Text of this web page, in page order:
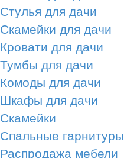
Стулья для дачи
Скамейки для дачи
Кровати для дачи
Тумбы для дачи
Комоды для дачи
Шкафы для дачи
Скамейки
Спальные гарнитуры
Распродажа мебели